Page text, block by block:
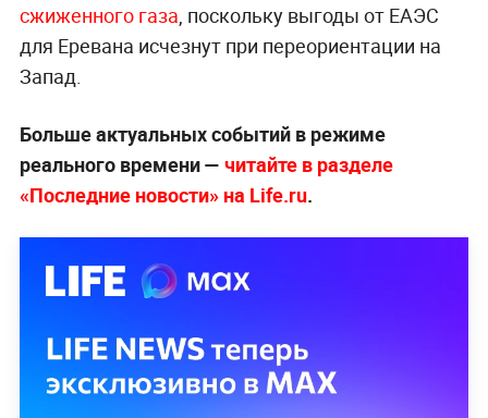
сжиженного газа, поскольку выгоды от ЕАЭС
для Еревана исчезнут при переориентации на
Запад.
Больше актуальных событий в режиме
реального времени — читайте в разделе
«Последние новости» на Life.ru.